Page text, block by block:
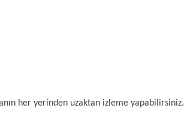
her yerinden uzaktan izleme yapabilirsiniz.